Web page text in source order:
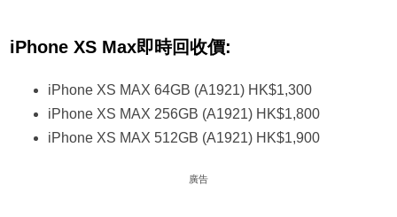
iPhone XS Max即時回收價:
iPhone XS MAX 64GB (A1921) HK$1,300
iPhone XS MAX 256GB (A1921) HK$1,800
iPhone XS MAX 512GB (A1921) HK$1,900
廣告